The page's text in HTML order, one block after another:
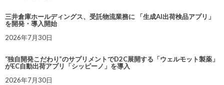
三井倉庫ホールディングス、受託物流業務に 「生成AI出荷検品アプリ」
を開発・導入開始
2026年7月30日
“独自開発こだわり”のサプリメントでD2C展開する「ウェルモット製薬」
がEC自動出荷アプリ「シッピーノ」を導入
2026年7月30日